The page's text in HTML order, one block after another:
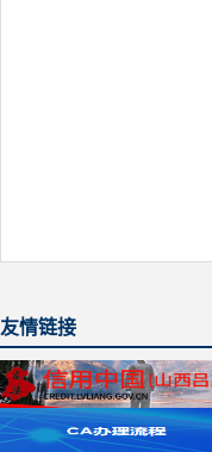
友情链接